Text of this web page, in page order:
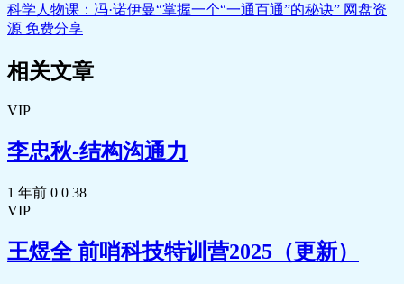
科学人物课：冯·诺伊曼“掌握一个“一通百通”的秘诀” 网盘资
源 免费分享
相关文章
VIP
李忠秋-结构沟通力
1 年前 0 0 38
VIP
王煜全 前哨科技特训营2025（更新）